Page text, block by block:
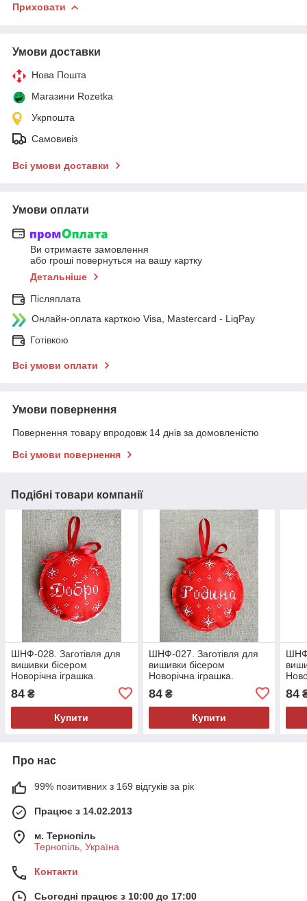
Приховати
Умови доставки
Нова Пошта
Магазини Rozetka
Укрпошта
Самовивіз
Всі умови доставки
Умови оплати
Ви отримаєте замовлення
або гроші повернуться на вашу картку
Детальніше
Післяплата
Онлайн-оплата карткою Visa, Mastercard - LiqPay
Готівкою
Всі умови оплати
Умови повернення
Повернення товару впродовж 14 днів за домовленістю
Всі умови повернення
Подібні товари компанії
ШНФ-028. Заготівля для
вишивки бісером
Новорічна іграшка.
84 ₴
Купити
ШНФ-027. Заготівля для
вишивки бісером
Новорічна іграшка.
84₴
Купити
84
Про нас
99% позитивних з 169 відгуків за рік
Працює з 14.02.2013
м. Тернопіль
Тернопіль, Україна
Контакти
Сьогодні працює з 10:00 до 17:00